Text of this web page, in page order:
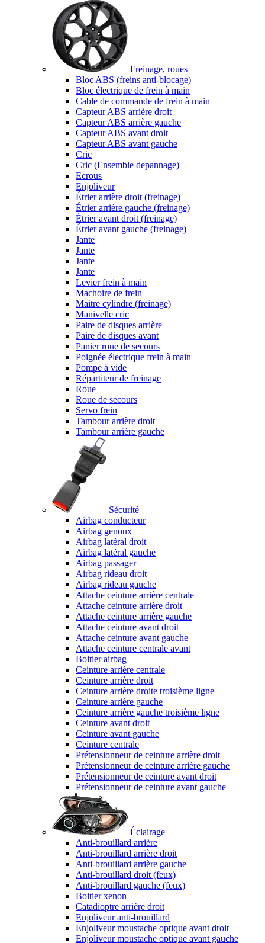
Freinage, roues
Bloc ABS (freins anti-blocage)
Bloc électrique de frein à main
Cable de commande de frein à main
Capteur ABS arrière droit
Capteur ABS arrière gauche
Capteur ABS avant droit
Capteur ABS avant gauche
Cric
Cric (Ensemble depannage)
Ecrous
Enjoliveur
Étrier arrière droit (freinage)
Étrier arrière gauche (freinage)
Étrier avant droit (freinage)
Étrier avant gauche (freinage)
Jante
Jante
Jante
Jante
Levier frein à main
Machoire de frein
Maitre cylindre (freinage)
Manivelle cric
Paire de disques arrière
Paire de disques avant
Panier roue de secours
Poignée électrique frein à main
Pompe à vide
Répartiteur de freinage
Roue
Roue de secours
Servo frein
Tambour arrière droit
Tambour arrière gauche
Sécurité
Airbag conducteur
Airbag genoux
Airbag latéral droit
Airbag latéral gauche
Airbag passager
Airbag rideau droit
Airbag rideau gauche
Attache ceinture arrière centrale
Attache ceinture arrière droit
Attache ceinture arrière gauche
Attache ceinture avant droit
Attache ceinture avant gauche
Attache ceinture centrale avant
Boitier airbag
Ceinture arrière centrale
Ceinture arrière droit
Ceinture arrière droite troisième ligne
Ceinture arrière gauche
Ceinture arrière gauche troisième ligne
Ceinture avant droit
Ceinture avant gauche
Ceinture centrale
Prétensionneur de ceinture arrière droit
Prétensionneur de ceinture arrière gauche
Prétensionneur de ceinture avant droit
Prétensionneur de ceinture avant gauche
Éclairage
Anti-brouillard arrière
Anti-brouillard arrière droit
Anti-brouillard arrière gauche
Anti-brouillard droit (feux)
Anti-brouillard gauche (feux)
Boitier xenon
Catadioptre arrière droit
Enjoliveur anti-brouillard
Enjoliveur moustache optique avant droit
Enjoliveur moustache optique avant gauche